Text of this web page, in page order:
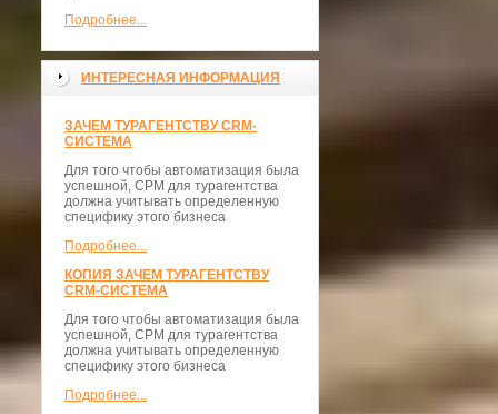
Подробнее...
ИНТЕРЕСНАЯ ИНФОРМАЦИЯ
ЗАЧЕМ ТУРАГЕНТСТВУ CRM-
СИСТЕМА
Для того чтобы автоматизация была
успешной, СРМ для турагентства
должна учитывать определенную
специфику этого бизнеса
Подробнее...
КОПИЯ ЗАЧЕМ ТУРАГЕНТСТВУ
CRM-СИСТЕМА
Для того чтобы автоматизация была
успешной, СРМ для турагентства
должна учитывать определенную
специфику этого бизнеса
Подробнее...